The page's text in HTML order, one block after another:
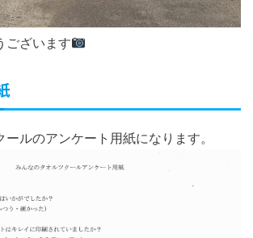
ございます
ルのアンケート用紙になります。